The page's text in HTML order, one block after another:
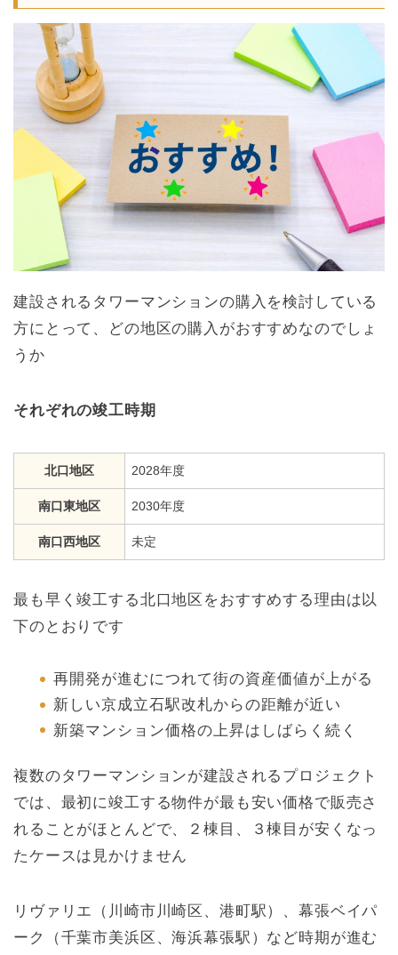
建設されるタワーマンションの購入を検討している
方にとって、どの地区の購入がおすすめなのでしょ
うか
それぞれの竣工時期
北口地区 2028年度
南口東地区 2030年度
南口西地区 未定
最も早く竣工する北口地区をおすすめする理由は以
下のとおりです
再開発が進むにつれて街の資産価値が上がる
新しい京成立石駅改札からの距離が近い
新築マンション価格の上昇はしばらく続く
複数のタワーマンションが建設されるプロジェクト
では、最初に竣工する物件が最も安い価格で販売さ
れることがほとんどで、２棟目、３棟目が安くなっ
たケースは見かけません
リヴァリエ（川崎市川崎区、港町駅）、幕張ベイパ
ーク（千葉市美浜区、海浜幕張駅）など時期が進む